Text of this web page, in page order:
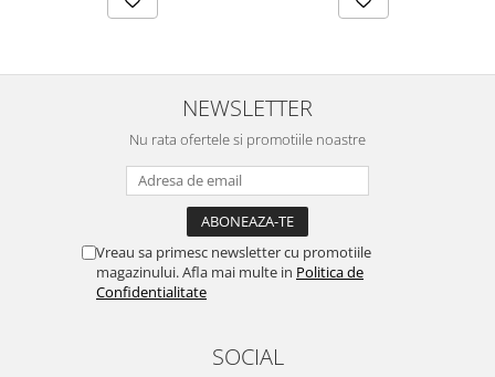
NEWSLETTER
Nu rata ofertele si promotiile noastre
Vreau sa primesc newsletter cu promotiile
magazinului. Afla mai multe in Politica de
Confidentialitate
SOCIAL